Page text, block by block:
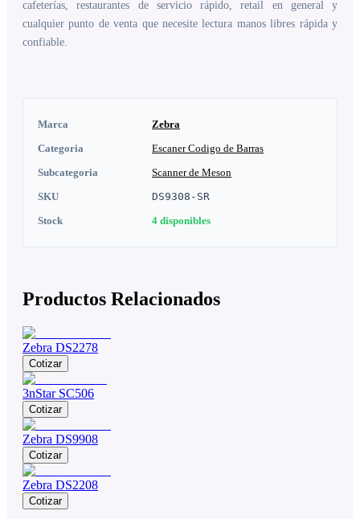
cafeterías, restaurantes de servicio rápido, retail en general y
cualquier punto de venta que necesite lectura manos libres rápida y
confiable.
Marca
Zebra
Categoria
Escaner Codigo de Barras
Subcategoria
Scanner de Meson
SKU
DS9308-SR
Stock
4 disponibles
Productos Relacionados
Zebra DS2278
Cotizar
3nStar SC506
Cotizar
Zebra DS9908
Cotizar
Zebra DS2208
Cotizar